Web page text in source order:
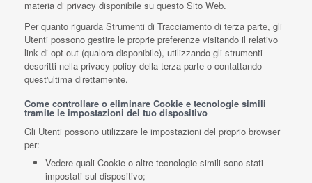
materia di privacy disponibile su questo Sito Web.
Per quanto riguarda Strumenti di Tracciamento di terza parte, gli
Utenti possono gestire le proprie preferenze visitando il relativo
link di opt out (qualora disponibile), utilizzando gli strumenti
descritti nella privacy policy della terza parte o contattando
quest'ultima direttamente.
Come controllare o eliminare Cookie e tecnologie simili
tramite le impostazioni del tuo dispositivo
Gli Utenti possono utilizzare le impostazioni del proprio browser
per:
Vedere quali Cookie o altre tecnologie simili sono stati
impostati sul dispositivo;